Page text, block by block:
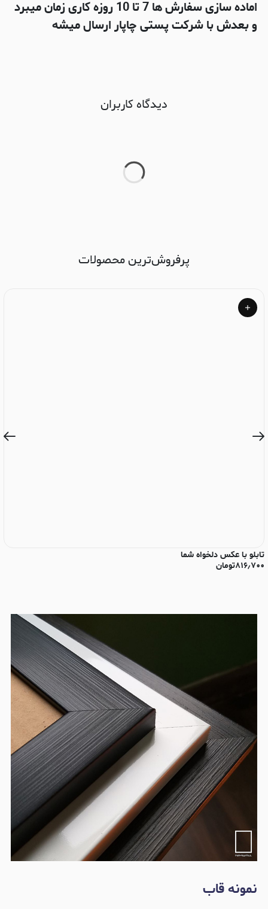
اماده سازی سفارش ها 7 تا 10 روزه کاری زمان میبرد
و بعدش با شرکت پستی چاپار ارسال میشه
دیدگاه کاربران
پرفروش‌ترین محصولات
تابلو با عکس دلخواه شما
۸۱۶٫۷۰۰تومان
نمونه قاب